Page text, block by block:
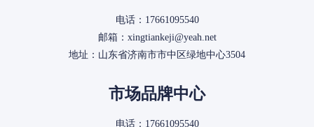
电话：17661095540
邮箱：xingtiankeji@yeah.net
地址：山东省济南市市中区绿地中心3504
市场品牌中心
电话：17661095540